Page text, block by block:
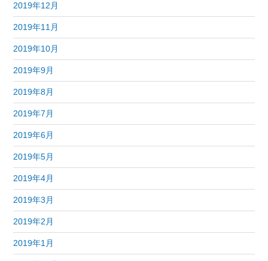
2019年12月
2019年11月
2019年10月
2019年9月
2019年8月
2019年7月
2019年6月
2019年5月
2019年4月
2019年3月
2019年2月
2019年1月